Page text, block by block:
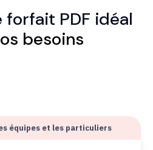
forfait PDF idéal
besoins
équipes et les particuliers